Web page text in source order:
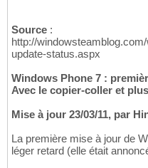
Source :
http://
update-status.aspx
Windows Phone 7 :
Avec le copier-coller et
Mise à jour 23/03/11, par
La première mise à jour de
léger retard (elle était